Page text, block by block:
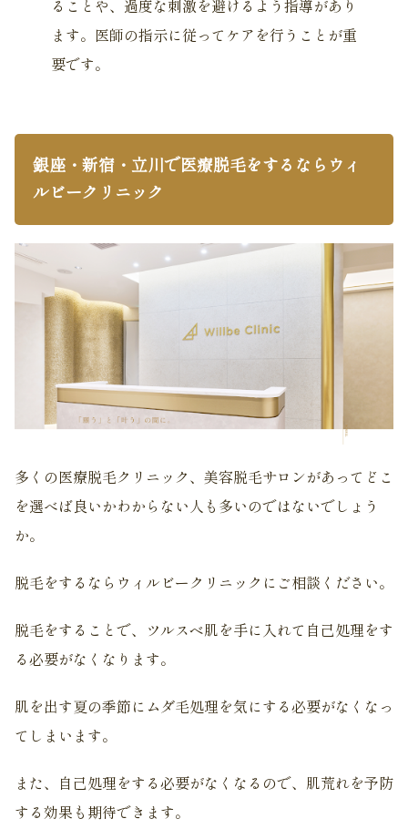
ることや、過度な刺激を避けるよう指導があり
ます。医師の指示に従ってケアを行うことが重
要です。
銀座・新宿・立川で医療脱毛をするならウィ
ルビークリニック
多くの医療脱毛クリニック、美容脱毛サロンがあってどこ
を選べば良いかわからない人も多いのではないでしょう
か。
脱毛をするならウィルビークリニックにご相談ください。
脱毛をすることで、ツルスベ肌を手に入れて自己処理をす
る必要がなくなります。
肌を出す夏の季節にムダ毛処理を気にする必要がなくなっ
てしまいます。
また、自己処理をする必要がなくなるので、肌荒れを予防
する効果も期待できます。